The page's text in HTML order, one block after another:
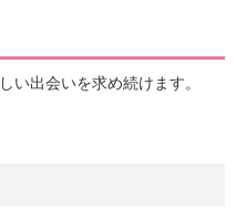
い出会いを求め続けます。